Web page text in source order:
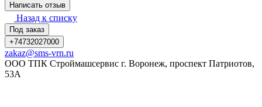
Написать отзыв
Назад к списку
Под заказ
+74732027000
zakaz@sms-vrn.ru
ООО ТПК Строймашсервис г. Воронеж, проспект Патриотов,
53А